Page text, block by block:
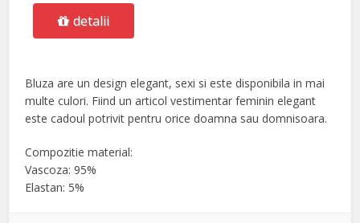
detalii
Bluza are un design elegant, sexi si este disponibila in mai
multe culori. Fiind un articol vestimentar feminin elegant
este cadoul potrivit pentru orice doamna sau domnisoara.
Compozitie material:
Vascoza: 95%
Elastan: 5%